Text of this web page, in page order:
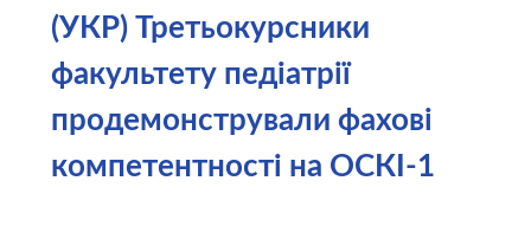
(УКР) Третьокурсники
факультету педіатрії
продемонстрували фахові
компетентності на ОСКІ-1